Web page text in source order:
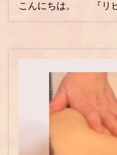
こんにちは。 『リ